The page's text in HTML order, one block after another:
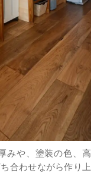
みや、塗装の色、高
合わせながら作り上